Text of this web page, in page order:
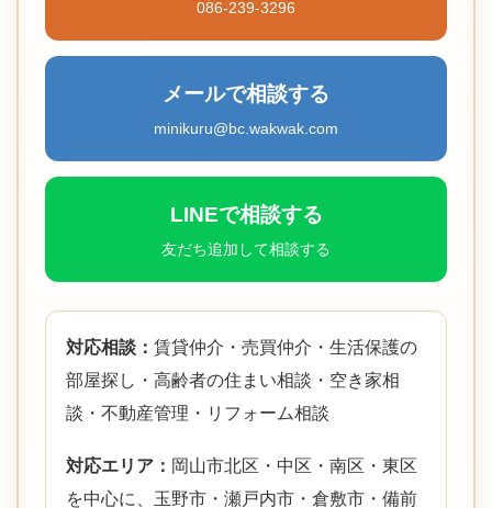
086-239-3296
メールで相談する
minikuru@bc.wakwak.com
LINEで相談する
友だち追加して相談する
対応相談： 賃貸仲介・売買仲介・生活保護の
部屋探し・高齢者の住まい相談・空き家相
談・不動産管理・リフォーム相談
対応エリア： 岡山市北区・中区・南区・東区
を中心に、玉野市・瀬戸内市・倉敷市・備前